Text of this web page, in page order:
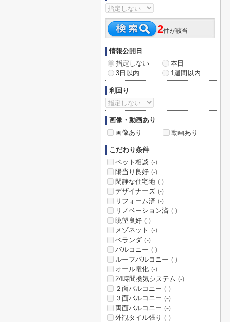
2件が該当
情報公開日
指定しない
本日
3日以内
1週間以内
利回り
画像・動画あり
画像あり
動画あり
こだわり条件
ペット相談 (-)
陽当り良好 (-)
閑静な住宅地 (-)
デザイナーズ (-)
リフォーム済 (-)
リノベーション済 (-)
眺望良好 (-)
メゾネット (-)
ベランダ (-)
バルコニー (-)
ルーフバルコニー (-)
オール電化 (-)
24時間換気システム (-)
２面バルコニー (-)
３面バルコニー (-)
両面バルコニー (-)
外観タイル張り (-)